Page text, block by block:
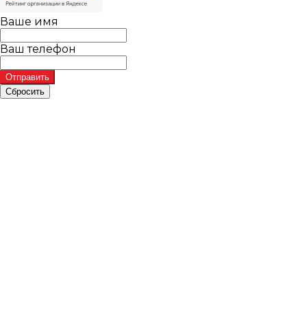
Ваше имя
Ваш телефон
Отправить